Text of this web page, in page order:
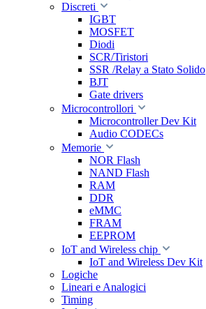
Discreti
IGBT
MOSFET
Diodi
SCR/Tiristori
SSR /Relay a Stato Solido
BJT
Gate drivers
Microcontrollori
Microcontroller Dev Kit
Audio CODECs
Memorie
NOR Flash
NAND Flash
RAM
DDR
eMMC
FRAM
EEPROM
IoT and Wireless chip
IoT and Wireless Dev Kit
Logiche
Lineari e Analogici
Timing